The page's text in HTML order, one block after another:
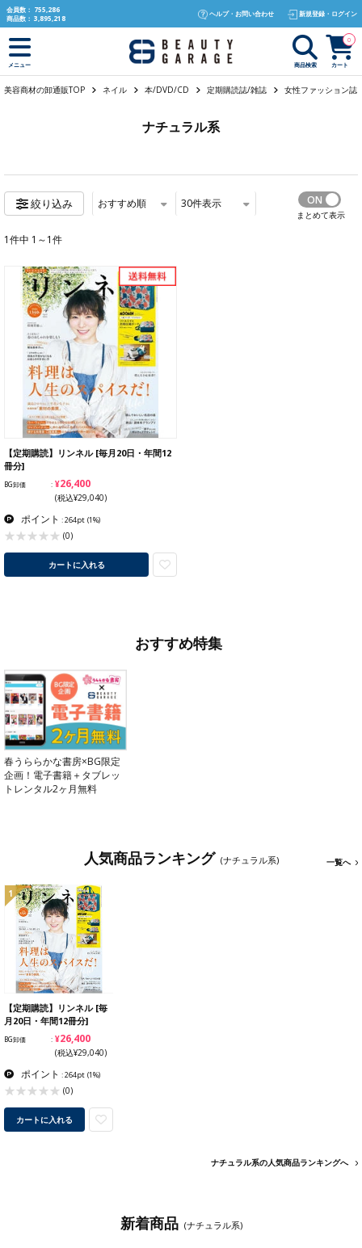
text.skipToContent
text.skipToNavigation
会員数： 755,286
商品数： 3,895,218
ヘルプ・お問い合わせ 新規登録・ログイン
メニュー 商品検索 カート
0
美容商材の卸通販TOP ネイル 本/DVD/CD 定期購読誌/雑誌 女性ファッション誌
ナチュラル系
絞り込み おすすめ順 30件表示
まとめて表示
1件中 1～1件
【定期購読】リンネル [毎月20日・年間12
冊分]
BG卸価 ¥26,400
(税込¥29,040)
ポイント : 264pt (1%)
(0)
カートに入れる
おすすめ特集
春うららかな書房×BG限定
企画！電子書籍＋タブレッ
トレンタル2ヶ月無料
人気商品ランキング (ナチュラル系) 一覧へ
1
【定期購読】リンネル [毎
月20日・年間12冊分]
BG卸価 ¥26,400
(税込¥29,040)
ポイント : 264pt (1%)
(0)
カートに入れる
ナチュラル系の人気商品ランキングへ
新着商品 (ナチュラル系)